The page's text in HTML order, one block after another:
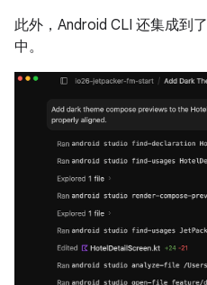
此外，Android CLI 还集成到了
中。